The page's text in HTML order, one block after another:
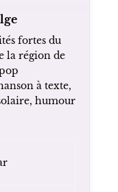
fortes du
la région de
à texte,
humour